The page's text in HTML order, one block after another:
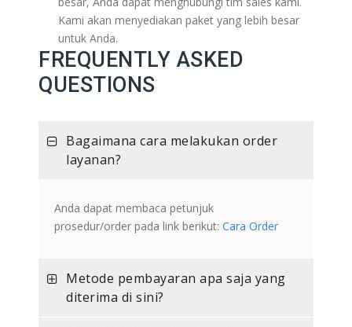
Kami akan menyediakan paket yang lebih besar
untuk Anda.
FREQUENTLY ASKED
QUESTIONS
Bagaimana cara melakukan order
layanan?
Anda dapat membaca petunjuk
prosedur/order pada link berikut: Cara Order
Metode pembayaran apa saja yang
diterima di sini?